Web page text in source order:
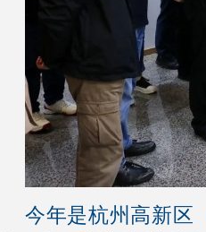
今年是杭州高新区